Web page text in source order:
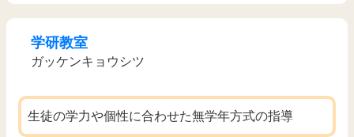
学研教室
ガッケンキョウシツ
生徒の学力や個性に合わせた無学年方式の指導